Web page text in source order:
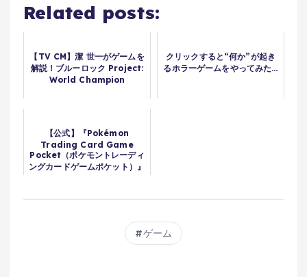
Related posts:
【TV CM】潔 世一がゲームを
解説！ブルーロック Project:
World Champion
クリックすると“何か”が起き
るホラーゲームをやってみた…
【公式】『Pokémon
Trading Card Game
Pocket（ポケモントレーディ
ングカードゲームポケット）』
ゲーム